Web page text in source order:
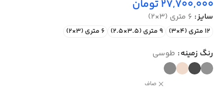
27,700,000تومان
سایز 6 متری (3×2)
12 متری (4×3) 9 متری (3.5×2.5) 6 متری (3×2)
رنگ زمینه طوسی
صاف